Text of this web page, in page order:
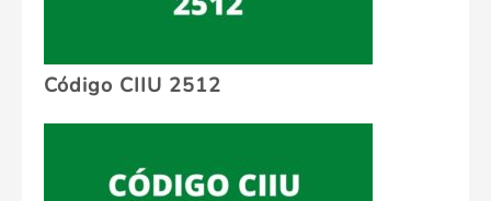
Código CIIU 2512